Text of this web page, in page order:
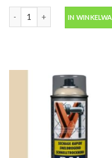
Industrial lak RAL5009
IN